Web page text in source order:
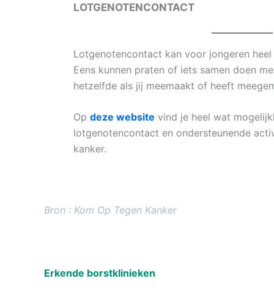
LOTGENOTENCONTACT
Lotgenotencontact kan voor jongeren
Eens kunnen praten of iets samen doen
hetzelfde als jij meemaakt of heeft
Op deze website vind je heel wat
lotgenotencontact en ondersteunende
kanker.
Bron : Kom Op Tegen Kanker
Erkende borstklinieken